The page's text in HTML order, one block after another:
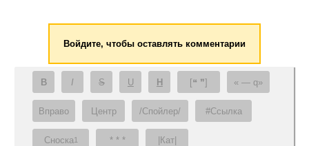
Войдите, чтобы оставлять комментарии
B I S U H [❝ ❞] — q
Вправо Центр /Спойлер/ #Ссылка
Сноска1 * * * |Кат|